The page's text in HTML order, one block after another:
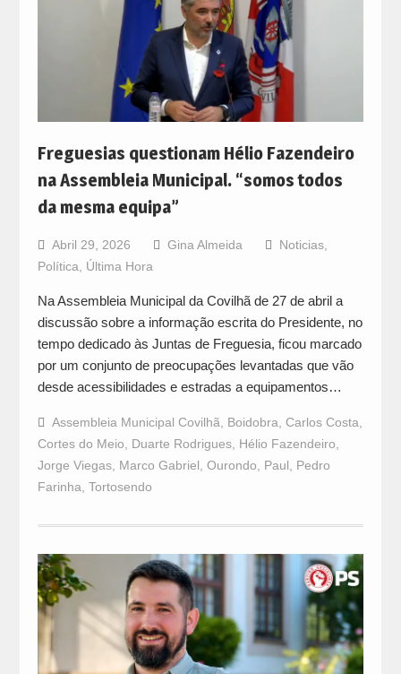
Freguesias questionam Hélio Fazendeiro
na Assembleia Municipal. “somos todos
da mesma equipa”
Abril 29, 2026 Gina Almeida Noticias,
Política
Última Hora
Na Assembleia Municipal da Covilhã de 27 de abril a
discussão sobre a informação escrita do Presidente, no
tempo dedicado às Juntas de Freguesia, ficou marcado
por um conjunto de preocupações levantadas que vão
desde acessibilidades e estradas a equipamentos…
Assembleia Municipal Covilhã Boidobra Carlos Costa
Cortes do Meio
Duarte Rodrigues, Hélio Fazendeiro
Jorge Viegas, Marco Gabriel Ourondo Paul
Pedro
Farinha Tortosendo